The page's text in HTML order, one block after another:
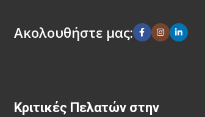
Ακολουθήστε μας:
Κριτικές Πελατών στην